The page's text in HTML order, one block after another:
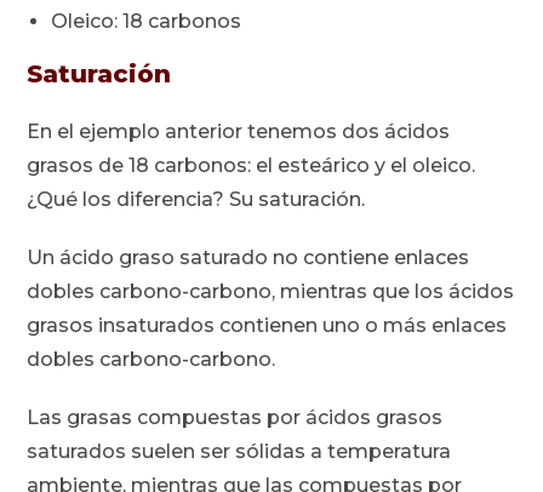
Oleico: 18 carbonos
Saturación
En el ejemplo anterior tenemos dos ácidos
grasos de 18 carbonos: el esteárico y el oleico.
¿Qué los diferencia? Su saturación.
Un ácido graso saturado no contiene enlaces
dobles carbono-carbono, mientras que los ácidos
grasos insaturados contienen uno o más enlaces
dobles carbono-carbono.
Las grasas compuestas por ácidos grasos
saturados suelen ser sólidas a temperatura
ambiente, mientras que las compuestas por